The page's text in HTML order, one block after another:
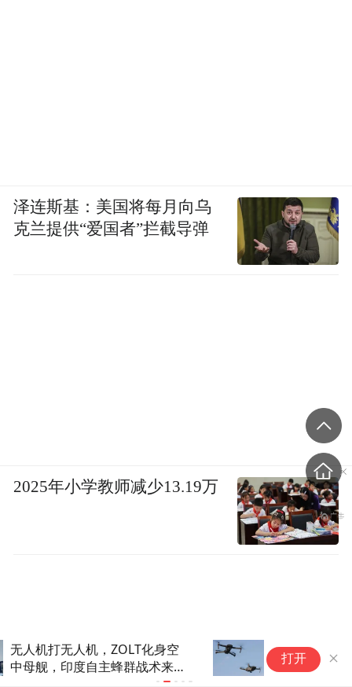
商务部一纸公告，抄了美国无人
机老底，一颗螺丝都别想从中国
打开
泽连斯基：美国将每月向乌
克兰提供“爱国者”拦截导弹
2025年小学教师减少13.19万